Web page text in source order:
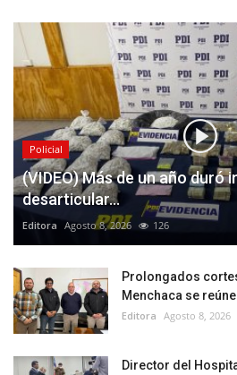
Policial
(VIDEO) Más de un año duró
desarticular...
Editora Agosto 8, 2026 126
Prolongados
Menchaca se
Editora Agosto 8, 2026
Director del